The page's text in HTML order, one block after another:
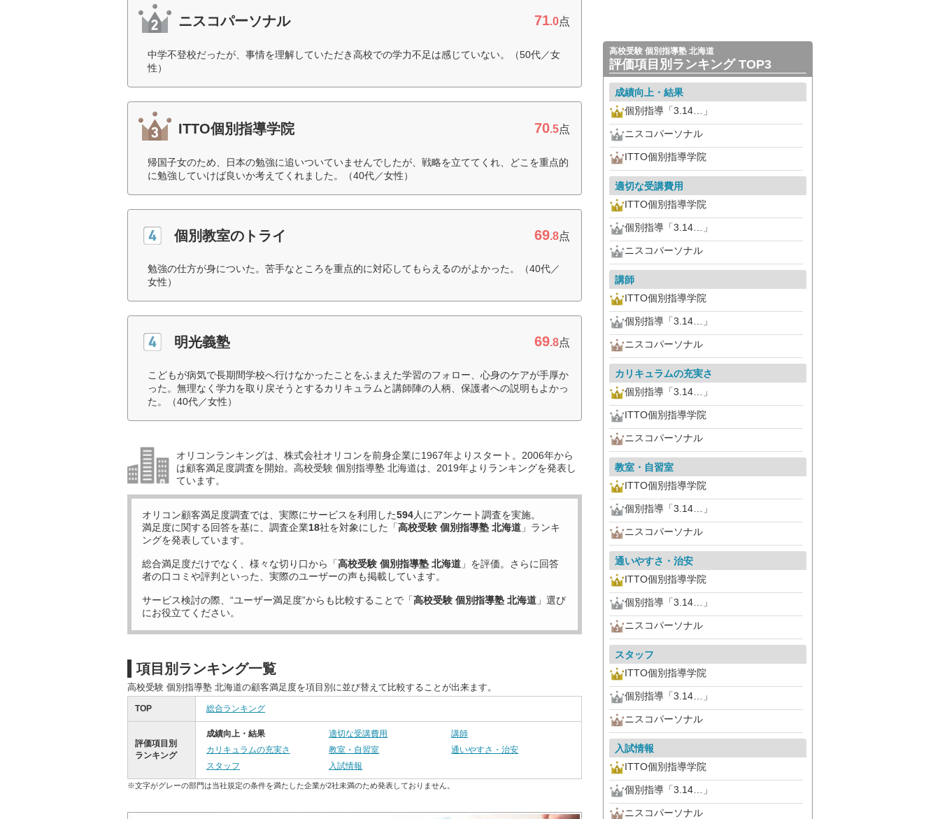
ニスコパーソナル 71.0点
中学不登校だったが、事情を理解していただき高校での学力不足は感じていない。（50代／女
性）
ITTO個別指導学院 70.5点
帰国子女のため、日本の勉強に追いついていませんでしたが、戦略を立ててくれ、どこを重点的
に勉強していけば良いか考えてくれました。（40代／女性）
個別教室のトライ 69.8点
勉強の仕方が身についた。苦手なところを重点的に対応してもらえるのがよかった。（40代／
女性）
明光義塾 69.8点
こどもが病気で長期間学校へ行けなかったことをふまえた学習のフォロー、心身のケアが手厚か
った。無理なく学力を取り戻そうとするカリキュラムと講師陣の人柄、保護者への説明もよかっ
た。（40代／女性）
オリコンランキングは、株式会社オリコンを前身企業に1967年よりスタート。2006年から
は顧客満足度調査を開始。高校受験 個別指導塾 北海道は、2019年よりランキングを発表し
ています。
オリコン顧客満足度調査では、実際にサービスを利用した594人にアンケート調査を実施。
満足度に関する回答を基に、調査企業18社を対象にした「高校受験 個別指導塾 北海道 」ランキ
ングを発表しています。
総合満足度だけでなく、様々な切り口から「高校受験 個別指導塾 北海道 」を評価。さらに回答
者の口コミや評判といった、実際のユーザーの声も掲載しています。
サービス検討の際、“ユーザー満足度”からも比較することで「高校受験 個別指導塾 北海道 」選び
にお役立てください。
項目別ランキング一覧
高校受験 個別指導塾 北海道の顧客満足度を項目別に並び替えて比較することが出来ます。
TOP 総合ランキング
評価項目別
ランキング
成績向上・結果 適切な受講費用
講師
カリキュラムの充実さ
教室・自習室
通いやすさ・治安
スタッフ
入試情報
※文字がグレーの部門は当社規定の条件を満たした企業が2社未満のため発表しておりません。
高校受験 個別指導塾 北海道
評価項目別ランキング TOP3
成績向上・結果
個別指導「3.14…」
ニスコパーソナル
ITTO個別指導学院
適切な受講費用
ITTO個別指導学院
個別指導「3.14…」
ニスコパーソナル
講師
ITTO個別指導学院
個別指導「3.14…」
ニスコパーソナル
カリキュラムの充実さ
個別指導「3.14…」
ITTO個別指導学院
ニスコパーソナル
教室・自習室
ITTO個別指導学院
個別指導「3.14…」
ニスコパーソナル
通いやすさ・治安
ITTO個別指導学院
個別指導「3.14…」
ニスコパーソナル
スタッフ
ITTO個別指導学院
個別指導「3.14…」
ニスコパーソナル
入試情報
ITTO個別指導学院
個別指導「3.14…」
ニスコパーソナル